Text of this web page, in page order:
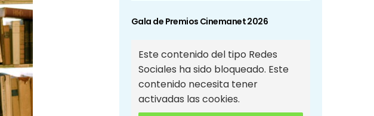
Gala de Premios Cinemanet 2026
Este contenido del tipo Redes
Sociales ha sido bloqueado. Este
contenido necesita tener
activadas las cookies.